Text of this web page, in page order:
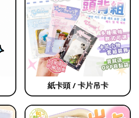
紙卡頭 / 卡片吊卡